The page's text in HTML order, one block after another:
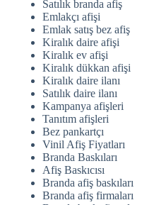
Satılık branda afiş
Emlakçı afişi
Emlak satış bez afiş
Kiralık daire afişi
Kiralık ev afişi
Kiralık dükkan afişi
Kiralık daire ilanı
Satılık daire ilanı
Kampanya afişleri
Tanıtım afişleri
Bez pankartçı
Vinil Afiş Fiyatları
Branda Baskıları
Afiş Baskıcısı
Branda afiş baskıları
Branda afiş firmaları